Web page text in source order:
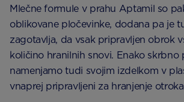
Mlečne formule v prahu Aptamil so
oblikovane pločevinke, dodana pa je
zagotavlja, da vsak pripravljen obrok
količino hranilnih snovi. Enako skrbno
namenjamo tudi svojim izdelkom v
vnaprej pripravljeni za hranjenje